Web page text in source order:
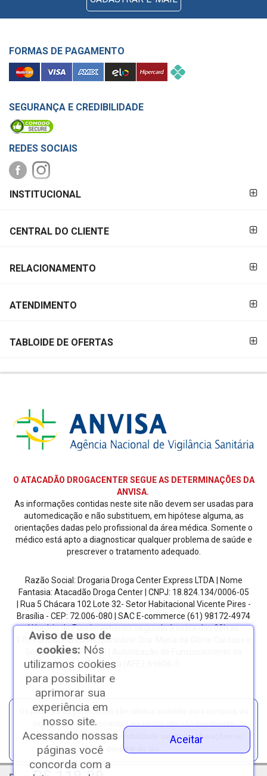
FORMAS DE PAGAMENTO
SEGURANÇA E CREDIBILIDADE
REDES SOCIAIS
PAGAMENTO
INSTITUCIONAL
CENTRAL DO CLIENTE
RELACIONAMENTO
ATENDIMENTO
TABLOIDE DE OFERTAS
O ATACADÃO DROGACENTER SEGUE AS DETERMINAÇÕES DA
ANVISA.
As informações contidas neste site não devem ser usadas para
automedicação e não substituem, em hipótese alguma, as
orientações dadas pelo profissional da área médica. Somente o
médico está apto a diagnosticar qualquer problema de saúde e
prescrever o tratamento adequado.
Razão Social: Drogaria Droga Center Express LTDA | Nome
Fantasia: Atacadão Droga Center | CNPJ: 18.824.134/0006-05
| Rua 5 Chácara 102 Lote 32- Setor Habitacional Vicente Pires -
Brasília - CEP: 72.006-080
| SAC E-commerce (61) 98172-4974
| Horário de Funcionamento: segunda à sexta das 08h as
17h.Farmacêutico Responsável: Dra. Maria da Glória Cardoso e
Sousa | CRF/DF: 4612 | Autorização de Funcionamento da
Empresa (AFE): 69606-3
Os preços e as promoções são válidos somente para compras via
internet. | As fotos contidas em nosso site são meramente
ilustrativas. | *Preços e disponibilidade sujeitos a alterações no
decorrer do dia.
Aviso de uso de
cookies: Nós
utilizamos cookies
para possibilitar e
aprimorar sua
experiência em
nosso site.
Acessando nossas
páginas você
concorda com a
Aceitar